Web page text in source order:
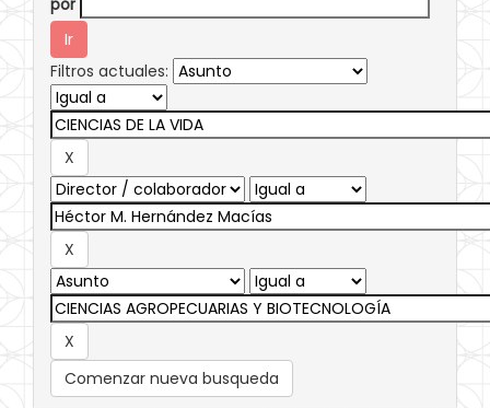
por
Filtros actuales:
Comenzar nueva busqueda